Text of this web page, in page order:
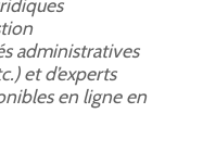
administratives
et d’experts
en ligne en